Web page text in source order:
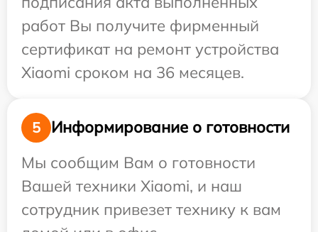
работ Вы получите фирменный
сертификат на ремонт устройства
Xiaomi сроком на 36 месяцев.
5
Информирование о готовности
Мы сообщим Вам о готовности
Вашей техники Xiaomi, и наш
сотрудник привезет технику к вам